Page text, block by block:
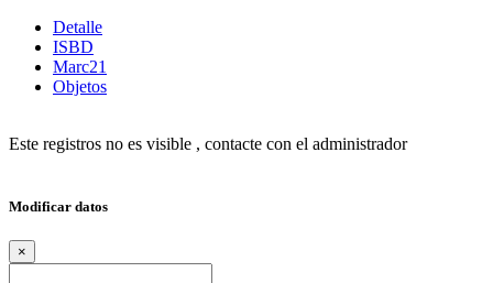
Detalle
ISBD
Marc21
Objetos
Este registros no es visible , contacte con el administrador
Modificar datos
×